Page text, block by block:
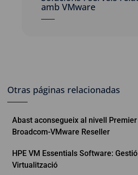
amb VMware
Otras páginas relacionadas
Abast aconsegueix al nivell
Broadcom-VMware Reseller
HPE VM Essentials Software:
Virtualització